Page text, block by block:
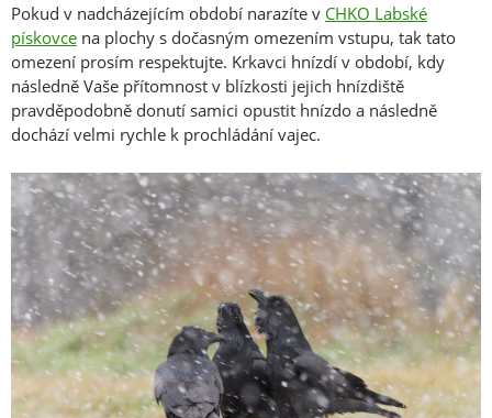
Pokud v nadcházejícím období narazíte v CHKO Labské
pískovce na plochy s dočasným omezením vstupu, tak tato
omezení prosím respektujte. Krkavci hnízdí v období, kdy
následně Vaše přítomnost v blízkosti jejich hnízdiště
pravděpodobně donutí samici opustit hnízdo a následně
dochází velmi rychle k prochládání vajec.